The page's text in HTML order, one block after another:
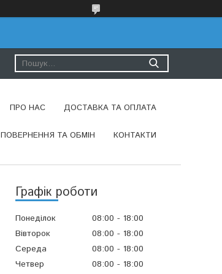
ПРО НАС ДОСТАВКА ТА ОПЛАТА
ПОВЕРНЕННЯ ТА ОБМІН КОНТАКТИ
Графік роботи
Понеділок 08:00
18:00
Вівторок
08:00
18:00
Середа
08:00
18:00
Четвер
08:00
18:00